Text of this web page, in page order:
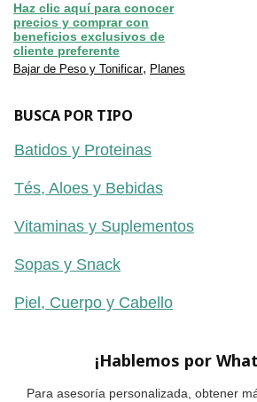
Haz clic aquí para conocer
precios y comprar con
beneficios exclusivos de
cliente preferente
Bajar de Peso y Tonificar, Planes
BUSCA POR TIPO
Batidos y Proteinas
Tés, Aloes y Bebidas
Vitaminas y Suplementos
Sopas y Snack
Piel, Cuerpo y Cabello
¡Hablemos por
Para asesoría personalizada, obtener